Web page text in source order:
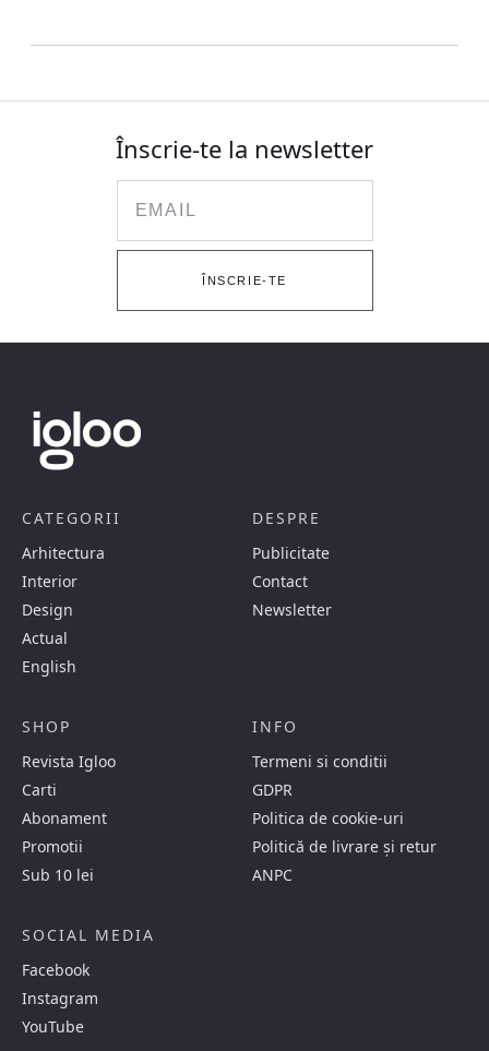
Înscrie-te la newsletter
ÎNSCRIE-TE
CATEGORII
Arhitectura
Interior
Design
Actual
English
DESPRE
Publicitate
Contact
Newsletter
SHOP
Revista Igloo
Carti
Abonament
Promotii
Sub 10 lei
INFO
Termeni si conditii
GDPR
Politica de cookie-uri
Politică de livrare și retur
ANPC
SOCIAL MEDIA
Facebook
Instagram
YouTube